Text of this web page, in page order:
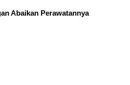
Abaikan Perawatannya